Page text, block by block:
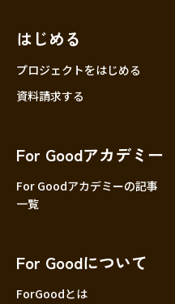
はじめる
プロジェクトをはじめる
資料請求する
For Goodアカデミー
For Goodアカデミーの記事
一覧
For Goodについて
ForGoodとは